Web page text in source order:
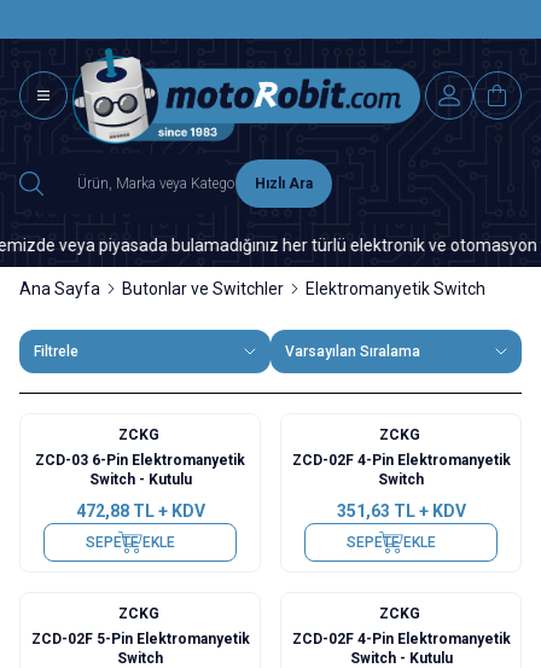
Hızlı Ara
veya piyasada bulamadığınız her türlü elektronik ve otomasyon
Ana Sayfa Butonlar ve Switchler Elektromanyetik Switch
Filtrele Varsayılan Sıralama
ZCKG
ZCD-03 6-Pin Elektromanyetik
Switch - Kutulu
472,88TL + KDV
SEPETE EKLE
ZCKG
ZCD-02F 4-Pin Elektromanyetik
Switch
351,63 TL + KDV
SEPETE EKLE
ZCKG
ZCD-02F 5-Pin Elektromanyetik
Switch
ZCKG
ZCD-02F 4-Pin Elektromanyetik
Switch - Kutulu